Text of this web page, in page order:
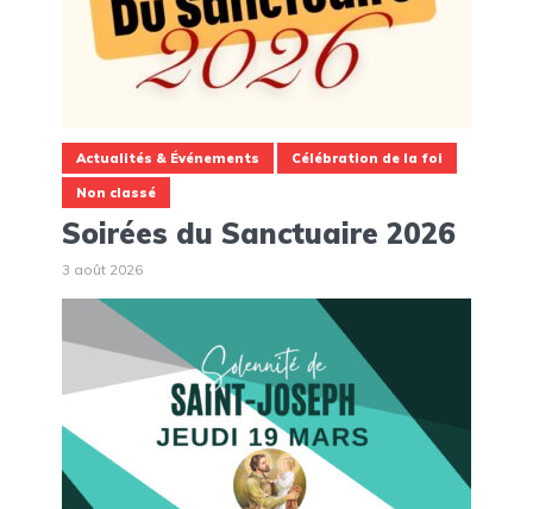
Actualités & Événements Célébration de la foi
Non classé
Soirées du Sanctuaire 2026
3 août 2026